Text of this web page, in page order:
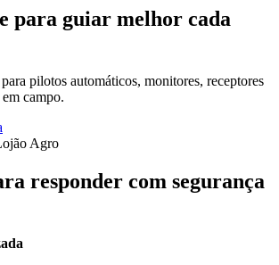
para guiar melhor cada
pilotos automáticos, monitores, receptores
campo.
Agro
responder com segurança